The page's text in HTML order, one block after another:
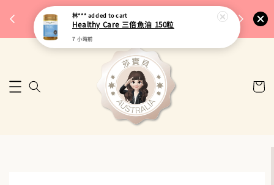
🎉 77購物節｜保健品滿額最低 91 折
來去逛逛
🚚 台
林*** added to cart
Healthy Care 三倍魚油 150粒
7 小時前